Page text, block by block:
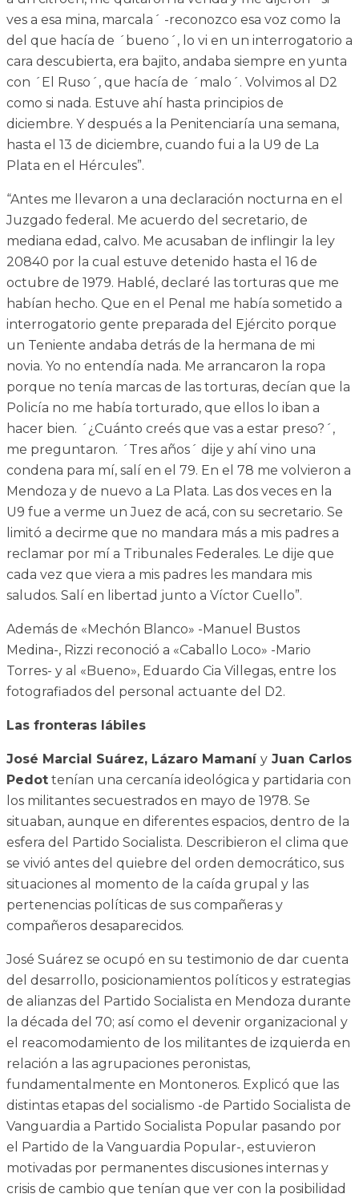
ves a esa mina, marcala´ -reconozco esa voz como la
del que hacía de ´bueno´, lo vi en un interrogatorio a
cara descubierta, era bajito, andaba siempre en yunta
con ´El Ruso´, que hacía de ´malo´. Volvimos al D2
como si nada. Estuve ahí hasta principios de
diciembre. Y después a la Penitenciaría una semana,
hasta el 13 de diciembre, cuando fui a la U9 de La
Plata en el Hércules”.
“Antes me llevaron a una declaración nocturna en el
Juzgado federal. Me acuerdo del secretario, de
mediana edad, calvo. Me acusaban de inflingir la ley
20840 por la cual estuve detenido hasta el 16 de
octubre de 1979. Hablé, declaré las torturas que me
habían hecho. Que en el Penal me había sometido a
interrogatorio gente preparada del Ejército porque
un Teniente andaba detrás de la hermana de mi
novia. Yo no entendía nada. Me arrancaron la ropa
porque no tenía marcas de las torturas, decían que la
Policía no me había torturado, que ellos lo iban a
hacer bien. ´¿Cuánto creés que vas a estar preso?´,
me preguntaron. ´Tres años´ dije y ahí vino una
condena para mí, salí en el 79. En el 78 me volvieron a
Mendoza y de nuevo a La Plata. Las dos veces en la
U9 fue a verme un Juez de acá, con su secretario. Se
limitó a decirme que no mandara más a mis padres a
reclamar por mí a Tribunales Federales. Le dije que
cada vez que viera a mis padres les mandara mis
saludos. Salí en libertad junto a Víctor Cuello”.
Además de «Mechón Blanco» -Manuel Bustos
Medina-, Rizzi reconoció a «Caballo Loco» -Mario
Torres- y al «Bueno», Eduardo Cia Villegas, entre los
fotografiados del personal actuante del D2.
Las fronteras lábiles
José Marcial Suárez, Lázaro Mamaní y Juan Carlos
Pedot tenían una cercanía ideológica y partidaria con
los militantes secuestrados en mayo de 1978. Se
situaban, aunque en diferentes espacios, dentro de la
esfera del Partido Socialista. Describieron el clima que
se vivió antes del quiebre del orden democrático, sus
situaciones al momento de la caída grupal y las
pertenencias políticas de sus compañeras y
compañeros desaparecidos.
José Suárez se ocupó en su testimonio de dar cuenta
del desarrollo, posicionamientos políticos y estrategias
de alianzas del Partido Socialista en Mendoza durante
la década del 70; así como el devenir organizacional y
el reacomodamiento de los militantes de izquierda en
relación a las agrupaciones peronistas,
fundamentalmente en Montoneros. Explicó que las
distintas etapas del socialismo -de Partido Socialista de
Vanguardia a Partido Socialista Popular pasando por
el Partido de la Vanguardia Popular-, estuvieron
motivadas por permanentes discusiones internas y
crisis de cambio que tenían que ver con la posibilidad